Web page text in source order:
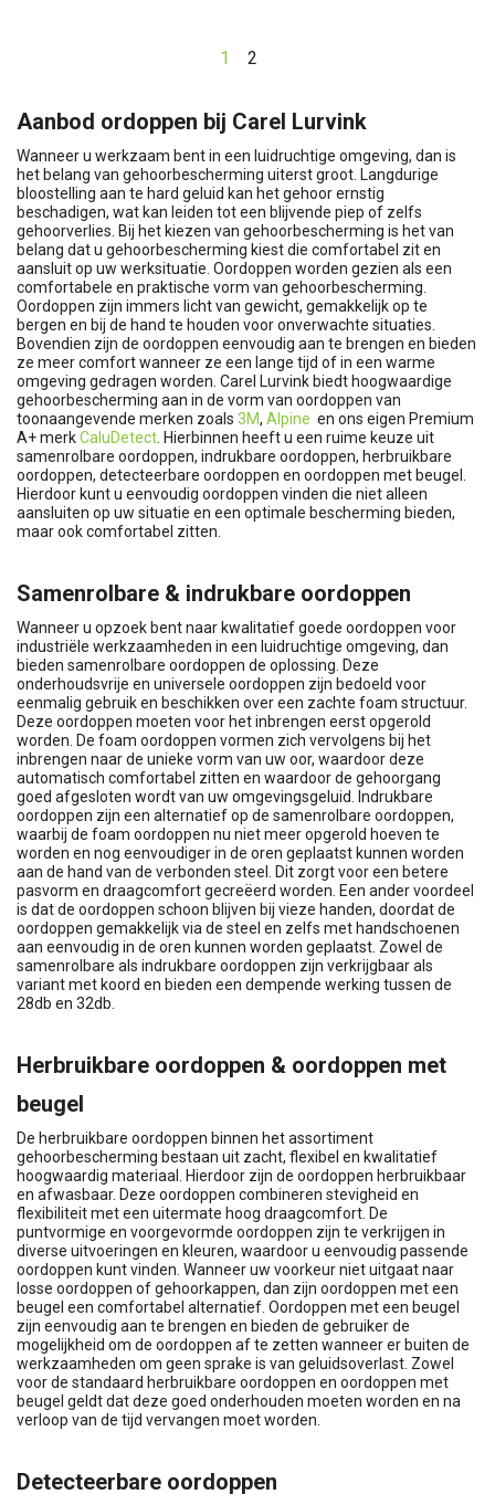
1 2
Aanbod ordoppen bij Carel Lurvink
Wanneer u werkzaam bent in een luidruchtige omgeving, dan is
het belang van gehoorbescherming uiterst groot. Langdurige
bloostelling aan te hard geluid kan het gehoor ernstig
beschadigen, wat kan leiden tot een blijvende piep of zelfs
gehoorverlies. Bij het kiezen van gehoorbescherming is het van
belang dat u gehoorbescherming kiest die comfortabel zit en
aansluit op uw werksituatie. Oordoppen worden gezien als een
comfortabele en praktische vorm van gehoorbescherming.
Oordoppen zijn immers licht van gewicht, gemakkelijk op te
bergen en bij de hand te houden voor onverwachte situaties.
Bovendien zijn de oordoppen eenvoudig aan te brengen en bieden
ze meer comfort wanneer ze een lange tijd of in een warme
omgeving gedragen worden. Carel Lurvink biedt hoogwaardige
gehoorbescherming aan in de vorm van oordoppen van
toonaangevende merken zoals 3M, Alpine en ons eigen Premium
A+ merkCaluDetect . Hierbinnen heeft u een ruime keuze uit
samenrolbare oordoppen, indrukbare oordoppen, herbruikbare
oordoppen, detecteerbare oordoppen en oordoppen met beugel.
Hierdoor kunt u eenvoudig oordoppen vinden die niet alleen
aansluiten op uw situatie en een optimale bescherming bieden,
maar ook comfortabel zitten.
Samenrolbare & indrukbare oordoppen
Wanneer u opzoek bent naar kwalitatief goede oordoppen voor
industriële werkzaamheden in een luidruchtige omgeving, dan
bieden samenrolbare oordoppen de oplossing. Deze
onderhoudsvrije en universele oordoppen zijn bedoeld voor
eenmalig gebruik en beschikken over een zachte foam structuur.
Deze oordoppen moeten voor het inbrengen eerst opgerold
worden. De foam oordoppen vormen zich vervolgens bij het
inbrengen naar de unieke vorm van uw oor, waardoor deze
automatisch comfortabel zitten en waardoor de gehoorgang
goed afgesloten wordt van uw omgevingsgeluid. Indrukbare
oordoppen zijn een alternatief op de samenrolbare oordoppen,
waarbij de foam oordoppen nu niet meer opgerold hoeven te
worden en nog eenvoudiger in de oren geplaatst kunnen worden
aan de hand van de verbonden steel. Dit zorgt voor een betere
pasvorm en draagcomfort gecreëerd worden. Een ander voordeel
is dat de oordoppen schoon blijven bij vieze handen, doordat de
oordoppen gemakkelijk via de steel en zelfs met handschoenen
aan eenvoudig in de oren kunnen worden geplaatst. Zowel de
samenrolbare als indrukbare oordoppen zijn verkrijgbaar als
variant met koord en bieden een dempende werking tussen de
28db en 32db.
Herbruikbare oordoppen & oordoppen met
beugel
De herbruikbare oordoppen binnen het assortiment
gehoorbescherming bestaan uit zacht, flexibel en kwalitatief
hoogwaardig materiaal. Hierdoor zijn de oordoppen herbruikbaar
en afwasbaar. Deze oordoppen combineren stevigheid en
flexibiliteit met een uitermate hoog draagcomfort. De
puntvormige en voorgevormde oordoppen zijn te verkrijgen in
diverse uitvoeringen en kleuren, waardoor u eenvoudig passende
oordoppen kunt vinden. Wanneer uw voorkeur niet uitgaat naar
losse oordoppen of gehoorkappen, dan zijn oordoppen met een
beugel een comfortabel alternatief. Oordoppen met een beugel
zijn eenvoudig aan te brengen en bieden de gebruiker de
mogelijkheid om de oordoppen af te zetten wanneer er buiten de
werkzaamheden om geen sprake is van geluidsoverlast. Zowel
voor de standaard herbruikbare oordoppen en oordoppen met
beugel geldt dat deze goed onderhouden moeten worden en na
verloop van de tijd vervangen moet worden.
Detecteerbare oordoppen